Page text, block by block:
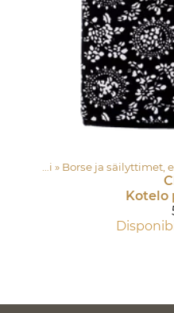
Accessori ‪» Borse ja säilyttimet,
Kotelo